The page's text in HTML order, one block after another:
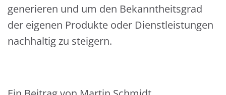
generieren und um den Bekanntheitsgrad
der eigenen Produkte oder Dienstleistungen
nachhaltig zu steigern.